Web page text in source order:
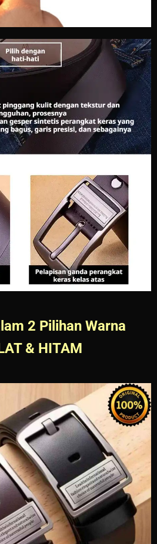
2 Pilihan Warna
& HITAM